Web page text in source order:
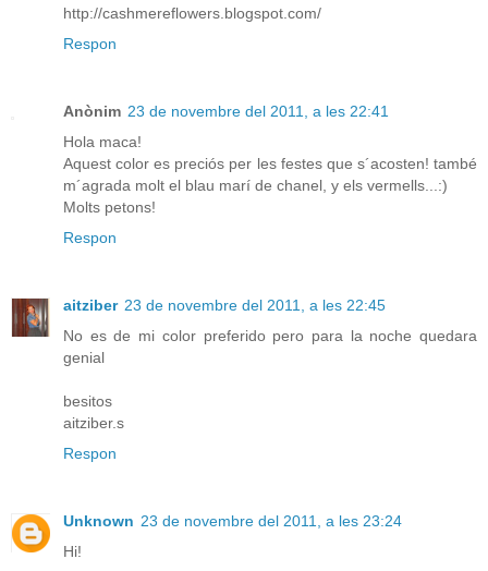
http://cashmereflowers.blogspot.com/
Respon
Anònim 23 de novembre del 2011, a les 22:41
Hola maca!
Aquest color es preciós per les festes que s´acosten! també
m´agrada molt el blau marí de chanel, y els vermells...:)
Molts petons!
Respon
aitziber 23 de novembre del 2011, a les 22:45
No es de mi color preferido pero para la noche quedara
genial
besitos
aitziber.s
Respon
Unknown 23 de novembre del 2011, a les 23:24
Hi!